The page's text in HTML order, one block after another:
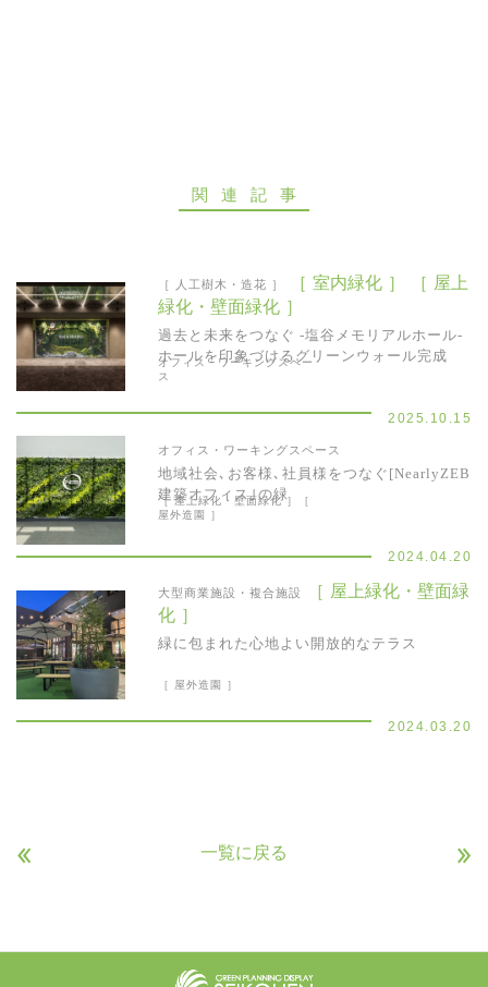
お問い合わせ
関連記事
［ 人工樹木・造花 ］
オフィス・ワーキングスペー
ス
［ 室内緑化 ］
［ 屋上
緑化・壁面緑化 ］
過去と未来をつなぐ -塩谷メモリアルホール-
ホールを印象づけるグリーンウォール完成
2025.10.15
オフィス・ワーキングスペース
［ 屋上緑化・壁面緑化 ］［
屋外造園 ］
地域社会､お客様､社員様をつなぐ[NearlyZEB
建築オフィス｣の緑
2024.04.20
大型商業施設・複合施設
［ 屋外造園 ］
［ 屋上緑化・壁面緑
化 ］
緑に包まれた心地よい開放的なテラス
2024.03.20
« 一覧に戻る »